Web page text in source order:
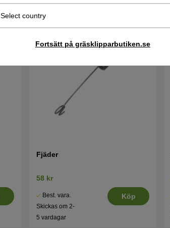
Select country
Fortsätt på gräsklipparbutiken.se
Fjäder
58 kr
Best. vara.
Skickas om 2-
5 vardagar
Köp